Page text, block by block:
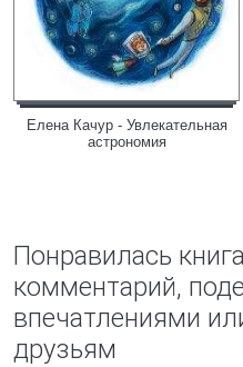
Елена Качур - Увлекательная
астрономия
Понравилась
комментарий,
впечатлениями
друзьям